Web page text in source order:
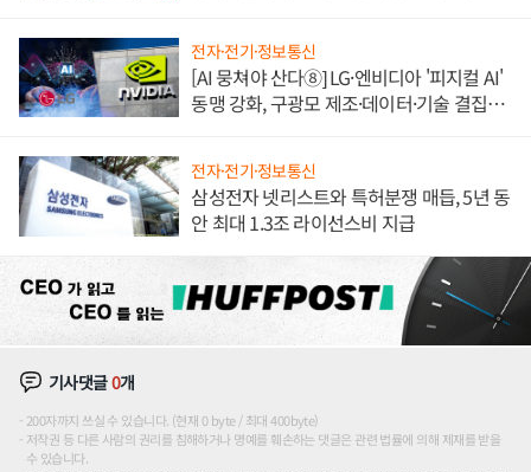
전자·전기·정보통신
[AI 뭉쳐야 산다⑧] LG·엔비디아 '피지컬 AI'
동맹 강화, 구광모 제조·데이터·기술 결집
전자·전기·정보통신
삼성전자 넷리스트와 특허분쟁 매듭, 5년 동
안 최대 1.3조 라이선스비 지급
기사댓글0개
200자까지 쓰실 수 있습니다. (현재 0 byte / 최대 400byte)
저작권 등 다른 사람의 권리를 침해하거나 명예를 훼손하는 댓글은 관련 법률에 의해 제재를 받을
수 있습니다.